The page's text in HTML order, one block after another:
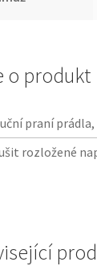
o produkt
praní
rozložené